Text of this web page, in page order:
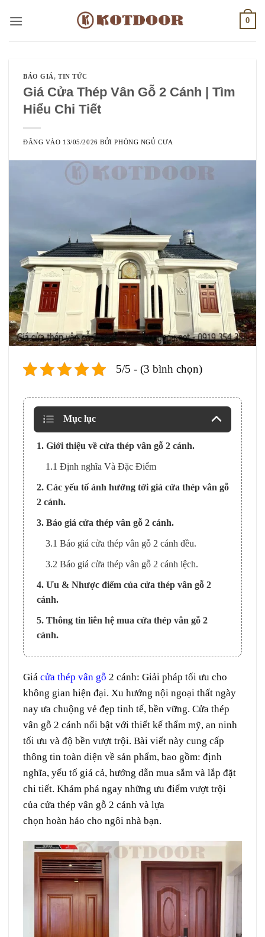
qua
0
BÁO GIÁ,TIN TỨC
Giá Cửa Thép Vân Gỗ 2 Cánh | Tìm
Hiểu Chi Tiết
ĐĂNG VÀO 13/05/2026 BỞIPHÒNG NGỦ CƯA
5/5 - (3 bình chọn)
Mục lục
1. Giới thiệu về cửa thép vân gỗ 2 cánh.
1.1 Định nghĩa Và Đặc Điểm
2. Các yếu tố ảnh hưởng tới giá cửa thép vân gỗ
2 cánh.
3. Báo giá cửa thép vân gỗ 2 cánh.
3.1 Báo giá cửa thép vân gỗ 2 cánh đều.
3.2 Báo giá cửa thép vân gỗ 2 cánh lệch.
4. Ưu & Nhược điểm của cửa thép vân gỗ 2
cánh.
5. Thông tin liên hệ mua cửa thép vân gỗ 2
cánh.
Giá cửa thép vân gỗ 2 cánh: Giải pháp tối ưu cho
không gian hiện đại. Xu hướng nội ngoại thất ngày
nay ưa chuộng vẻ đẹp tinh tế, bền vững. Cửa thép
vân gỗ 2 cánh nổi bật với thiết kế thẩm mỹ, an ninh
tối ưu và độ bền vượt trội. Bài viết này cung cấp
thông tin toàn diện về sản phẩm, bao gồm: định
nghĩa, yếu tố giá cả, hướng dẫn mua sắm và lắp đặt
chi tiết. Khám phá ngay những ưu điểm vượt trội
của cửa thép vân gỗ 2 cánh và lựa
chọn hoàn hảo cho ngôi nhà bạn.